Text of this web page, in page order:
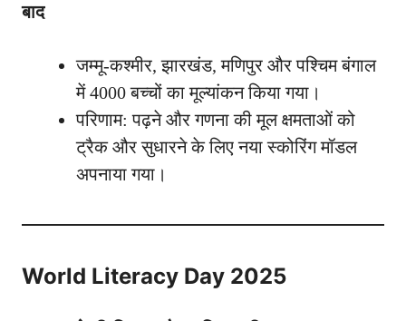
बाद
जम्मू-कश्मीर, झारखंड, मणिपुर और पश्चिम बंगाल
में 4000 बच्चों का मूल्यांकन किया गया।
परिणाम: पढ़ने और गणना की मूल क्षमताओं को
ट्रैक और सुधारने के लिए नया स्कोरिंग मॉडल
अपनाया गया।
World Literacy Day 2025